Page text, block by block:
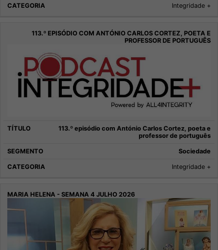
Integridade +
113.º episódio com António Carlos Cortez, poeta e
professor de português
Sociedade
Integridade +